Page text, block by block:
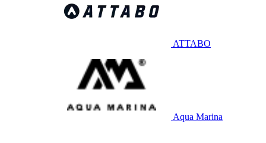
ATTABO
Aqua Marina